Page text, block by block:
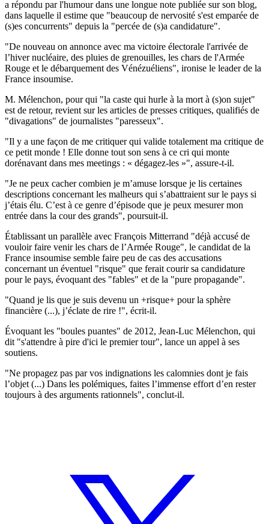
a répondu par l'humour dans une longue note publiée sur son blog,
dans laquelle il estime que "beaucoup de nervosité s'est emparée de
(s)es concurrents" depuis la "percée de (s)a candidature".
"De nouveau on annonce avec ma victoire électorale l'arrivée de
l’hiver nucléaire, des pluies de grenouilles, les chars de l'Armée
Rouge et le débarquement des Vénézuéliens", ironise le leader de la
France insoumise.
M. Mélenchon, pour qui "la caste qui hurle à la mort à (s)on sujet"
est de retour, revient sur les articles de presses critiques, qualifiés de
"divagations" de journalistes "paresseux".
"Il y a une façon de me critiquer qui valide totalement ma critique de
ce petit monde ! Elle donne tout son sens à ce cri qui monte
dorénavant dans mes meetings : « dégagez-les »", assure-t-il.
"Je ne peux cacher combien je m’amuse lorsque je lis certaines
descriptions concernant les malheurs qui s’abattraient sur le pays si
j’étais élu. C’est à ce genre d’épisode que je peux mesurer mon
entrée dans la cour des grands", poursuit-il.
Établissant un parallèle avec François Mitterrand "déjà accusé de
vouloir faire venir les chars de l’Armée Rouge", le candidat de la
France insoumise semble faire peu de cas des accusations
concernant un éventuel "risque" que ferait courir sa candidature
pour le pays, évoquant des "fables" et de la "pure propagande".
"Quand je lis que je suis devenu un +risque+ pour la sphère
financière (...), j’éclate de rire !", écrit-il.
Évoquant les "boules puantes" de 2012, Jean-Luc Mélenchon, qui
dit "s'attendre à pire d'ici le premier tour", lance un appel à ses
soutiens.
"Ne propagez pas par vos indignations les calomnies dont je fais
l’objet (...) Dans les polémiques, faites l’immense effort d’en rester
toujours à des arguments rationnels", conclut-il.